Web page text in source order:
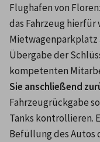
Flughafen von
das Fahrzeug hierfür
Mietwagenparkplatz
Übergabe der
kompetenten
Sie anschließend
Fahrzeugrückgabe
Tanks kontrollieren.
Befüllung des Autos